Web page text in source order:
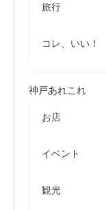
旅行
コレ、いい！
神戸あれこれ
お店
イベント
観光